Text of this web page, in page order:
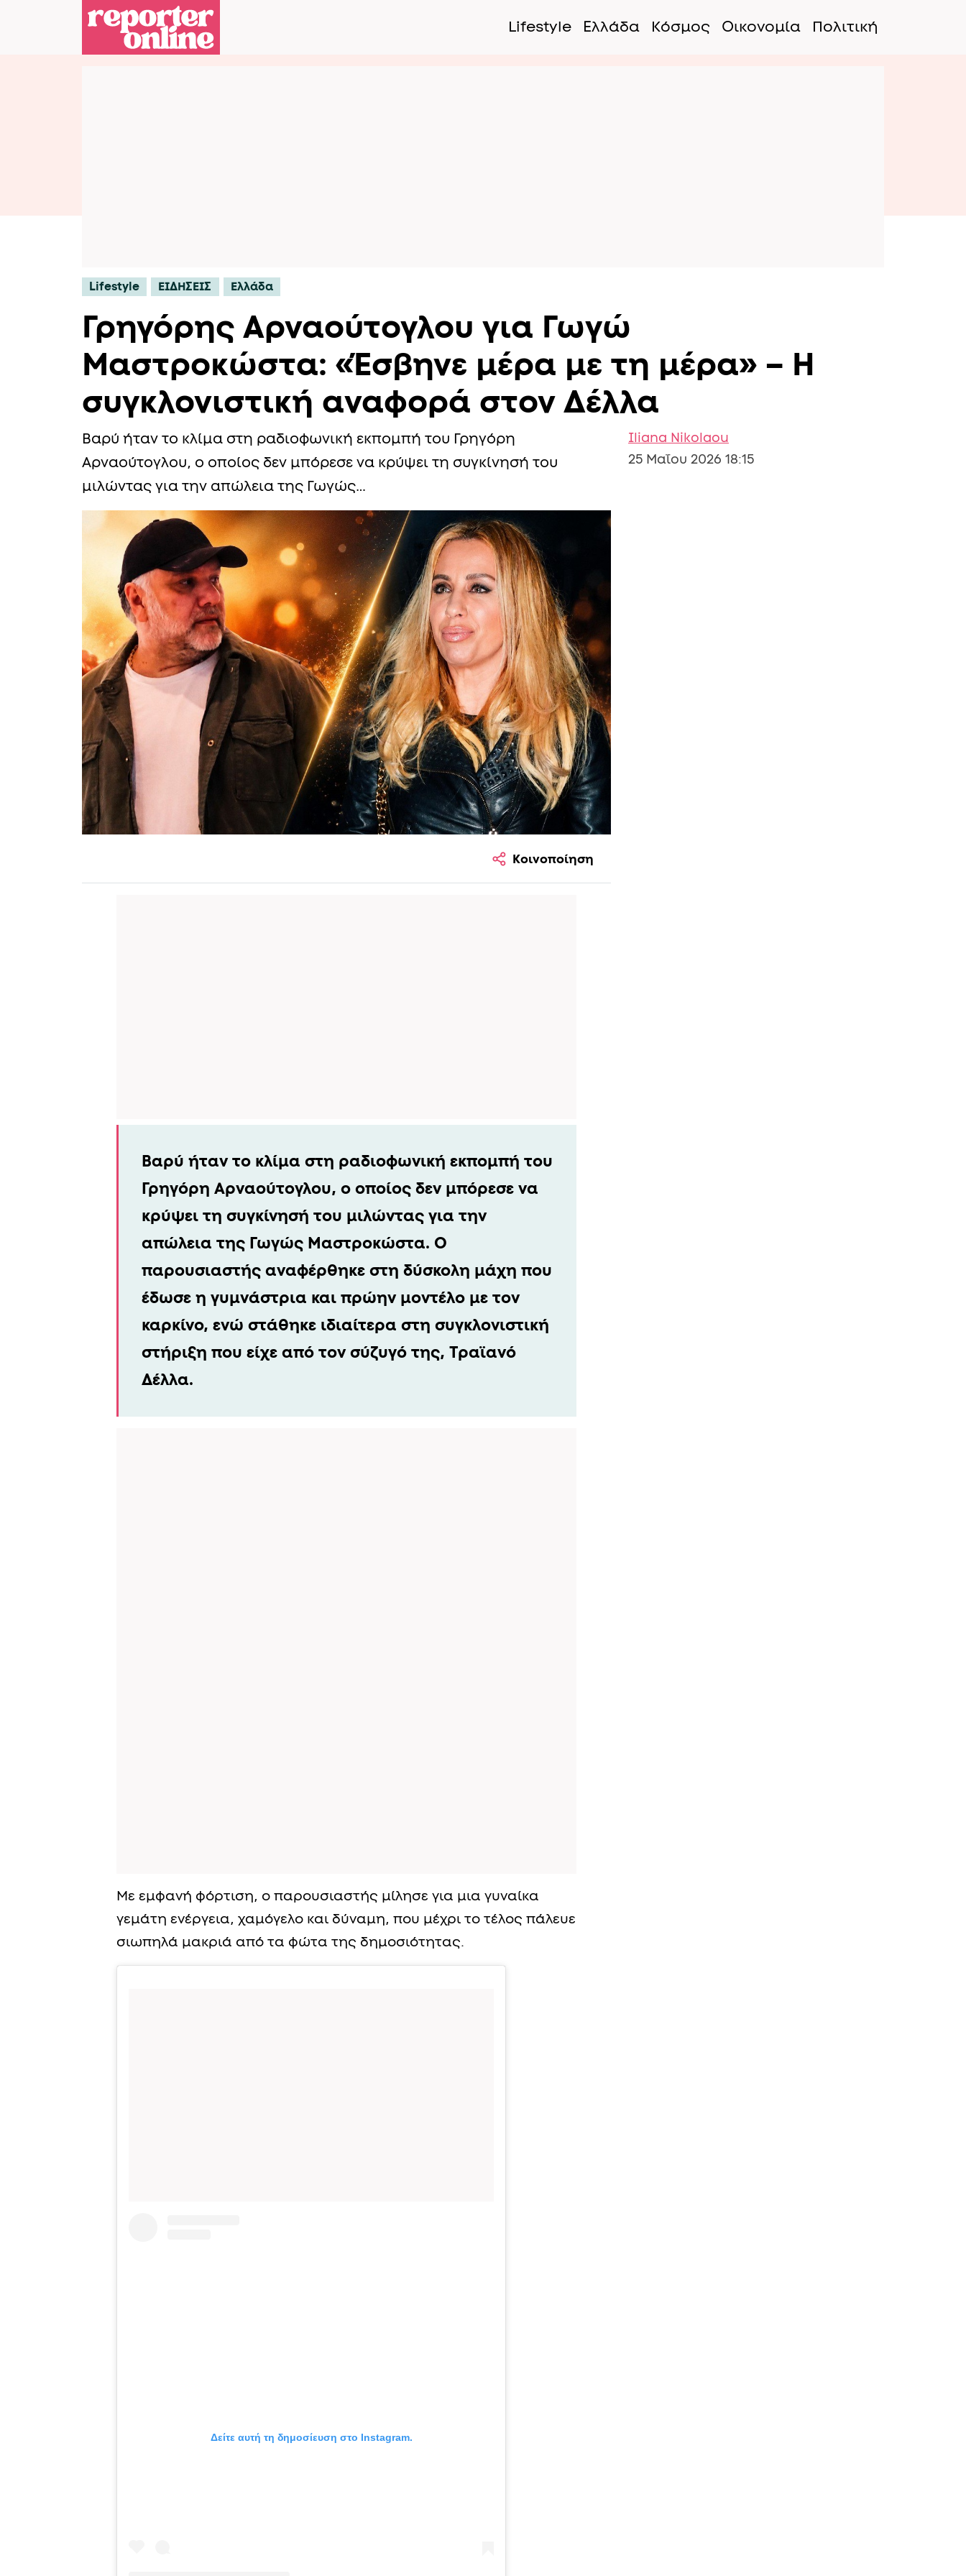
Skip to content
Skip to footer
Lifestyle
Ελλάδα Κόσμος Οικονομία Πολιτική
Lifestyle ΕΙΔΗΣΕΙΣ Ελλάδα
Γρηγόρης Αρναούτογλου για Γωγώ
Μαστροκώστα: «Έσβηνε μέρα με τη μέρα» – Η
συγκλονιστική αναφορά στον Δέλλα
Βαρύ ήταν το κλίμα στη ραδιοφωνική εκπομπή του Γρηγόρη
Αρναούτογλου, ο οποίος δεν μπόρεσε να κρύψει τη συγκίνησή του
μιλώντας για την απώλεια της Γωγώς…
Iliana Nikolaou
25 Μαΐου 2026 18:15
Κοινοποίηση
Βαρύ ήταν το κλίμα στη ραδιοφωνική εκπομπή του
Γρηγόρη Αρναούτογλου, ο οποίος δεν μπόρεσε να
κρύψει τη συγκίνησή του μιλώντας για την
απώλεια της Γωγώς Μαστροκώστα. Ο
παρουσιαστής αναφέρθηκε στη δύσκολη μάχη που
έδωσε η γυμνάστρια και πρώην μοντέλο με τον
καρκίνο, ενώ στάθηκε ιδιαίτερα στη συγκλονιστική
στήριξη που είχε από τον σύζυγό της, Τραϊανό
Δέλλα.
Με εμφανή φόρτιση, ο παρουσιαστής μίλησε για μια γυναίκα
γεμάτη ενέργεια, χαμόγελο και δύναμη, που μέχρι το τέλος πάλευε
σιωπηλά μακριά από τα φώτα της δημοσιότητας.
Δείτε αυτή τη δημοσίευση στο Instagram.